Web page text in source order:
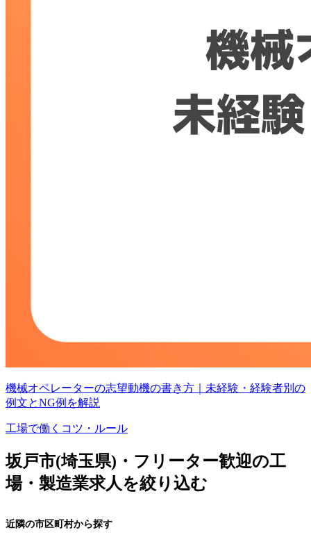
機械オペレーターの志望動機の書き方｜未経験・経験者別の
例文とNG例を解説
工場で働くコツ・ルール
坂戸市(埼玉県)・フリーター歓迎の工
場・製造業求人を絞り込む
近隣の市区町村から探す